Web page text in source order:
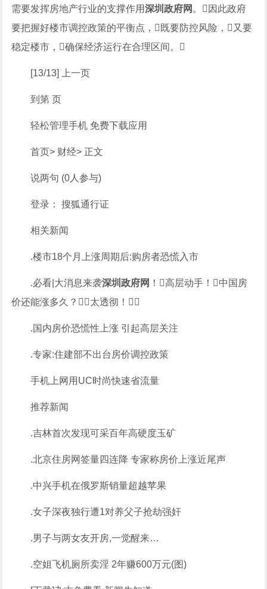
需要发挥房地产行业的支撑作用深圳政府网 。因此政府
要把握好楼市调控政策的平衡点，既要防控风险，又要
稳定楼市，确保经济运行在合理区间。
[13/13] 上一页
到第 页
轻松管理手机 免费下载应用
首页> 财经> 正文
说两句 (0人参与)
登录： 搜狐通行证
相关新闻
.楼市18个月上涨周期后:购房者恐慌入市
.必看|大消息来袭深圳政府网 ！高层动手！中国房
价还能涨多久？（太透彻！）
.国内房价恐慌性上涨 引起高层关注
.专家:住建部不出台房价调控政策
手机上网用UC时尚快速省流量
推荐新闻
.吉林首次发现可采百年高硬度玉矿
.北京住房网签量四连降 专家称房价上涨近尾声
.中兴手机在俄罗斯销量超越苹果
.女子深夜独行遭1对养父子抢劫强奸
.男子与两女友开房,一觉醒来…
.空姐飞机厕所卖淫 2年赚600万元(图)